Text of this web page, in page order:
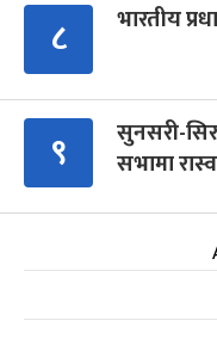
८ भारतीय
९
सुनसरी-
सभामा